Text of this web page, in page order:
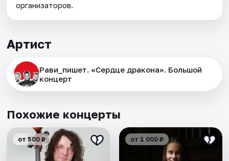
организаторов.
Артист
Рави_пишет. «Сердце дракона». Большой
концерт
Похожие концерты
от 500 ₽ от 1 000 ₽